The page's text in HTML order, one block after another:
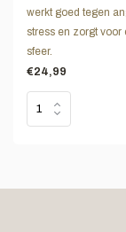
werkt goed tegen
stress en zorgt voor
sfeer.
€24,99